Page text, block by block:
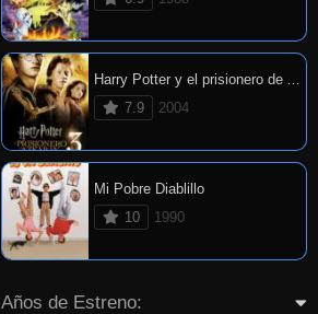
Harry Potter y el prisionero de Azkaban
7.9
2004
Mi Pobre Diablillo
10
1990
Años de Estreno: